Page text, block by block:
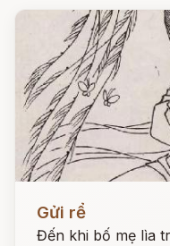
Gửi rể
Đến khi bố mẹ lìa